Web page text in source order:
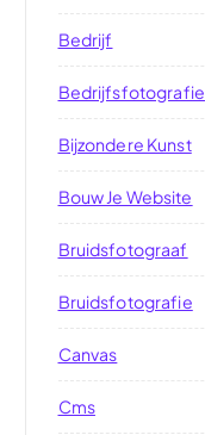
Bedrijf
Bedrijfsfotografie
Bijzondere Kunst
Bouw Je Website
Bruidsfotograaf
Bruidsfotografie
Canvas
Cms